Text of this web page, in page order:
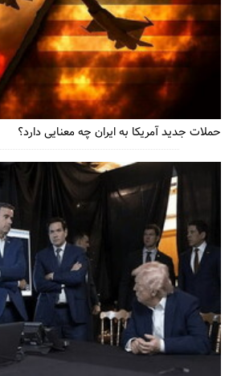
حملات جدید آمریکا به ایران چه معنایی دارد؟